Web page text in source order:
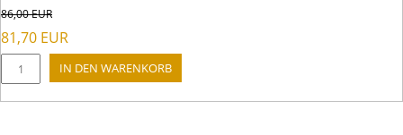
86,00EUR
81,70 EUR